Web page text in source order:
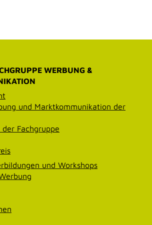
WERBUNG &
und Marktkommunikation der
Fachgruppe
und Workshops